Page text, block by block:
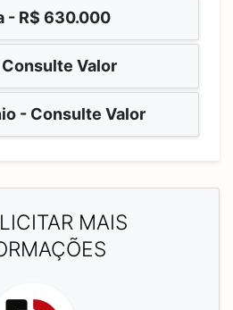
- R$ 630.000
Consulte Valor
- Consulte Valor
MAIS